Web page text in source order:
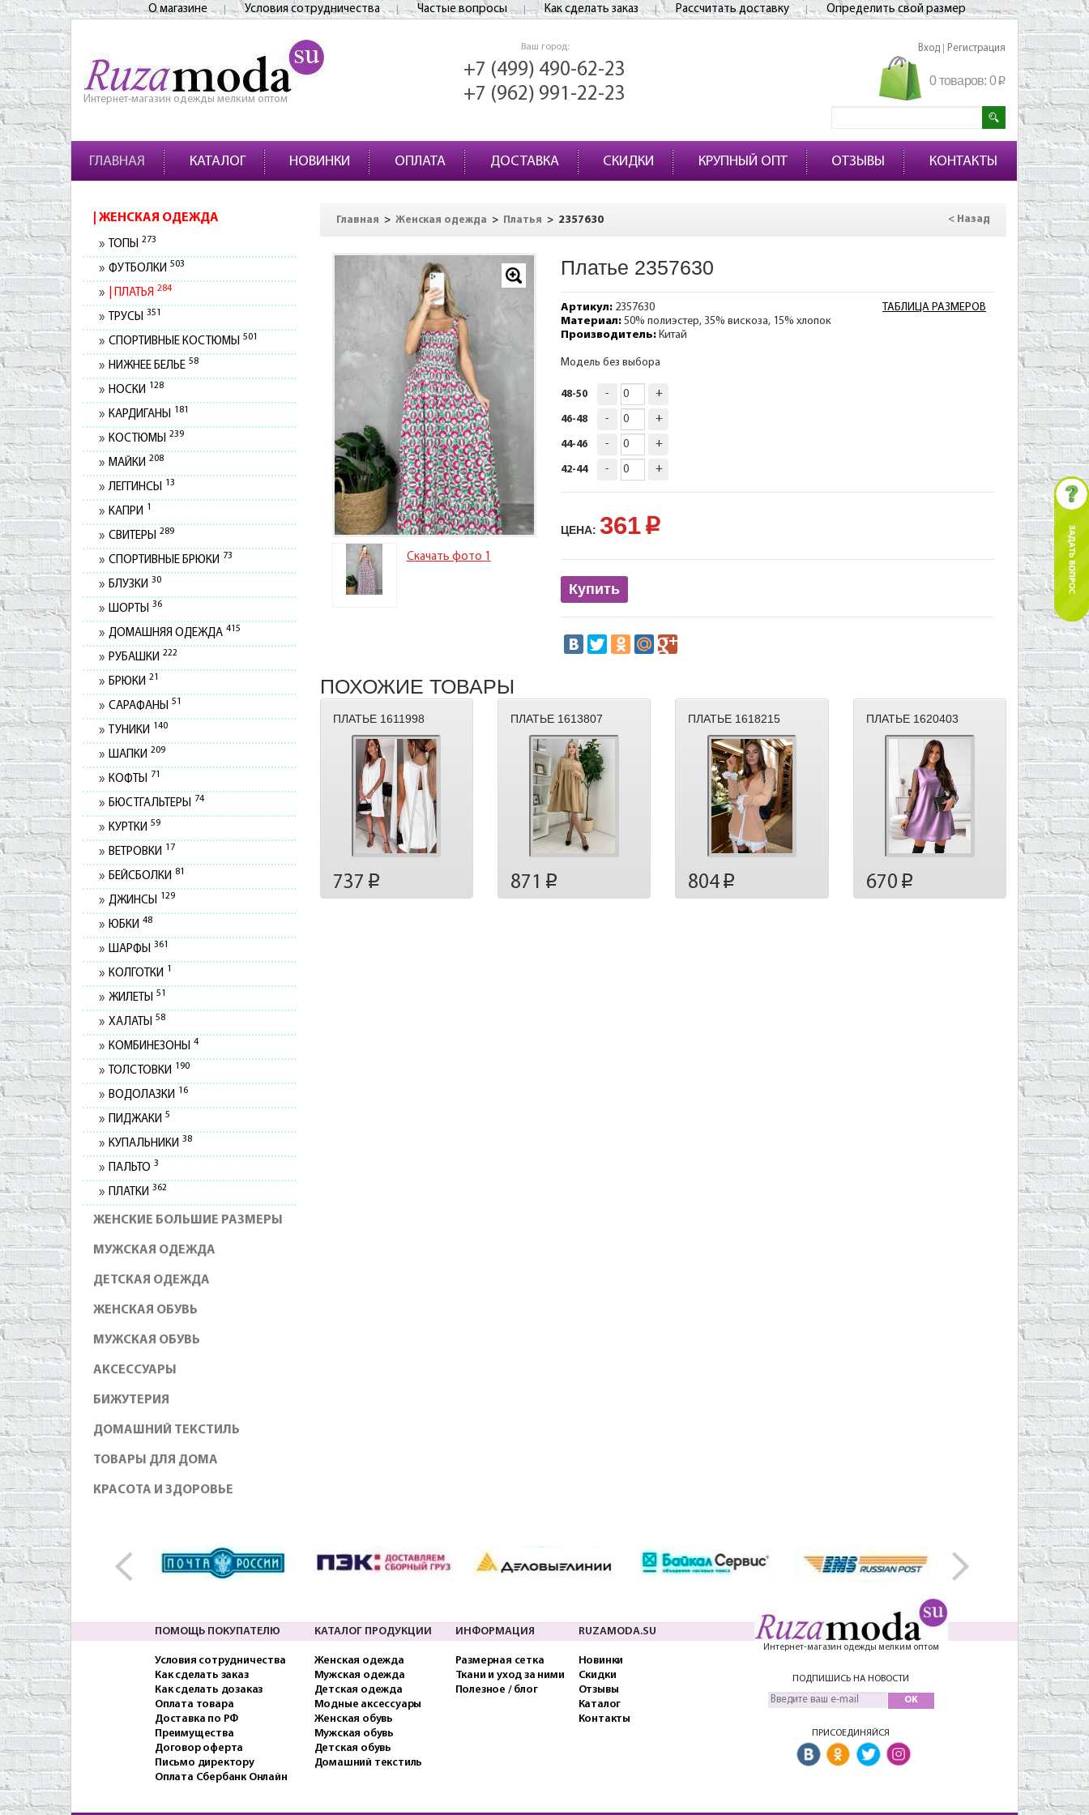
О магазине Условия сотрудничества Частые вопросы Как сделать заказ Рассчитать доставку Определить свой размер
Интернет-магазин одежды мелким оптом
Ваш город:
+7 (499) 490-62-23
+7 (962) 991-22-23
Вход Регистрация
0 товаров: 0p
ГЛАВНАЯ КАТАЛОГ НОВИНКИ ОПЛАТА ДОСТАВКА СКИДКИ КРУПНЫЙ ОПТ ОТЗЫВЫ КОНТАКТЫ
ЖЕНСКАЯ ОДЕЖДА
ТОПЫ 273
ФУТБОЛКИ 503
ПЛАТЬЯ 284
ТРУСЫ 351
СПОРТИВНЫЕ КОСТЮМЫ 501
НИЖНЕЕ БЕЛЬЕ 58
НОСКИ 128
КАРДИГАНЫ 181
КОСТЮМЫ 239
МАЙКИ 208
ЛЕГГИНСЫ 13
КАПРИ 1
СВИТЕРЫ 289
СПОРТИВНЫЕ БРЮКИ 73
БЛУЗКИ 30
ШОРТЫ 36
ДОМАШНЯЯ ОДЕЖДА 415
РУБАШКИ 222
БРЮКИ 21
САРАФАНЫ 51
ТУНИКИ 140
ШАПКИ 209
КОФТЫ 71
БЮСТГАЛЬТЕРЫ 74
КУРТКИ 59
ВЕТРОВКИ 17
БЕЙСБОЛКИ 81
ДЖИНСЫ 129
ЮБКИ 48
ШАРФЫ 361
КОЛГОТКИ 1
ЖИЛЕТЫ 51
ХАЛАТЫ 58
КОМБИНЕЗОНЫ 4
ТОЛСТОВКИ 190
ВОДОЛАЗКИ 16
ПИДЖАКИ 5
КУПАЛЬНИКИ 38
ПАЛЬТО 3
ПЛАТКИ 362
ЖЕНСКИЕ БОЛЬШИЕ РАЗМЕРЫ
МУЖСКАЯ ОДЕЖДА
ДЕТСКАЯ ОДЕЖДА
ЖЕНСКАЯ ОБУВЬ
МУЖСКАЯ ОБУВЬ
АКСЕССУАРЫ
БИЖУТЕРИЯ
ДОМАШНИЙ ТЕКСТИЛЬ
ТОВАРЫ ДЛЯ ДОМА
КРАСОТА И ЗДОРОВЬЕ
Главная > Женская одежда > Платья > 2357630 < Назад
Скачать фото 1
Платье 2357630
ТАБЛИЦА РАЗМЕРОВ
Артикул:2357630
Материал:50% полиэстер, 35% вискоза, 15% хлопок
Производитель:Китай
Модель без выбора
48-50 - +
46-48 - +
44-46 - +
42-44 - +
ЦЕНА: 361 p
Купить
ПОХОЖИЕ ТОВАРЫ
ПЛАТЬЕ 1611998
737 p
ПЛАТЬЕ 1613807
871 p
ПЛАТЬЕ 1618215
804 p
ПЛАТЬЕ 1620403
670 p
ПОМОЩЬ ПОКУПАТЕЛЮ
Условия сотрудничества
Как сделать заказ
Как сделать дозаказ
Оплата товара
Доставка по РФ
Преимущества
Договор оферта
Письмо директору
Оплата Сбербанк Онлайн
КАТАЛОГ ПРОДУКЦИИ
Женская одежда
Мужская одежда
Детская одежда
Модные аксессуары
Женская обувь
Мужская обувь
Детская обувь
Домашний текстиль
ИНФОРМАЦИЯ
Размерная сетка
Ткани и уход за ними
Полезное / блог
RUZAMODA.SU
Новинки
Скидки
Отзывы
Каталог
Контакты
Интернет-магазин одежды мелким оптом
ПОДПИШИСЬ НА НОВОСТИ
OK
ПРИСОЕДИНЯЙСЯ